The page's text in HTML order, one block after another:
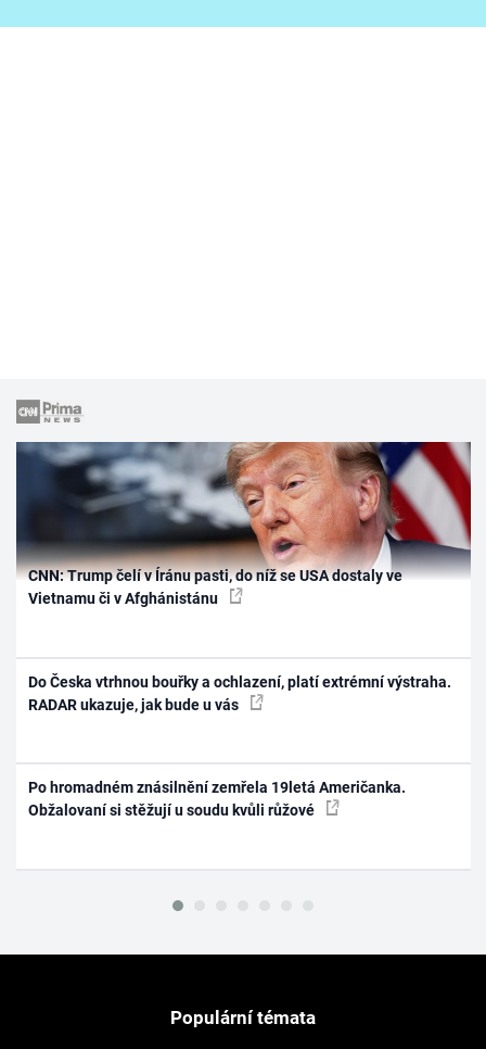
CNN: Trump čelí v Íránu pasti, do níž se USA dostaly ve
Vietnamu či v Afghánistánu
Do Česka vtrhnou bouřky a ochlazení, platí extrémní výstraha.
RADAR ukazuje, jak bude u vás
Po hromadném znásilnění zemřela 19letá Američanka.
Obžalovaní si stěžují u soudu kvůli růžové
Populární témata